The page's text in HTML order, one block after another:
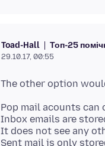
Toad-Hall Топ-25
29.10.17, 00:55
Pop mail acounts can
Inbox emails are
It does not see any
Sent mail is only